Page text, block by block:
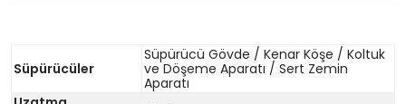
Süpürücüler
Süpürücü Gövde / Kenar Köşe / Koltuk
ve Döşeme Aparatı / Sert Zemin
Aparatı